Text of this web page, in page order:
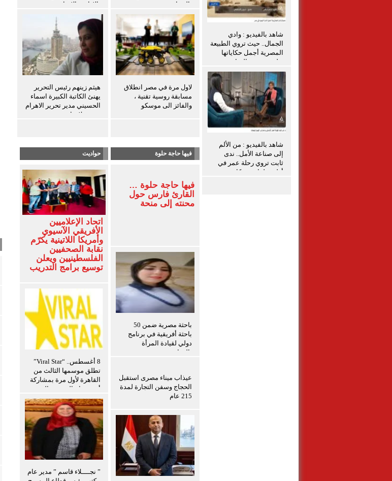
شاهد بالفيديو : وادي
الجمال.. حيث تروي الطبيعة
المصرية أجمل حكاياتها
تعليق شيرين الشافعى
شاهد بالفيديو : من الألم
إلى صناعة الأمل.. ندى
ثابت تروي رحلة عمر في
أولى حلقات بودكاست
بالمنيا
لاول مرة في مصر انطلاق
مسابقة روسية تقنية ،
والفائز الى موسكو
بالإرادة والإنجاز
هيثم زينهم رئيس التحرير
يهنئ الكاتبة الكبيرة اسماء
الحسيني مدير تحرير الاهرام
بعيد ميلادها
فيها حاجة حلوة
فيها حاجة حلوة …
القارئ فارس حول
محنته إلى منحة
باحثة مصرية ضمن 50
باحثة أفريقية في برنامج
دولي لقيادة المرأة
بالزراعة
عيذاب ميناء مصرى استقبل
الحجاج وسفن التجارة لمدة
215 عام
حواديت
اتحاد الإعلاميين
الأفريقي الآسيوي
وأمريكا اللاتينية يكرّم
نقابة الصحفيين
الفلسطينيين ويعلن
توسيع برامج التدريب
8 أغسطس.. “Viral Star”
تطلق موسمها الثالث من
القاهرة لأول مرة بمشاركة
أبرز صناع المحتوى العرب
” نجــــلاء قاسم ” مدير عام